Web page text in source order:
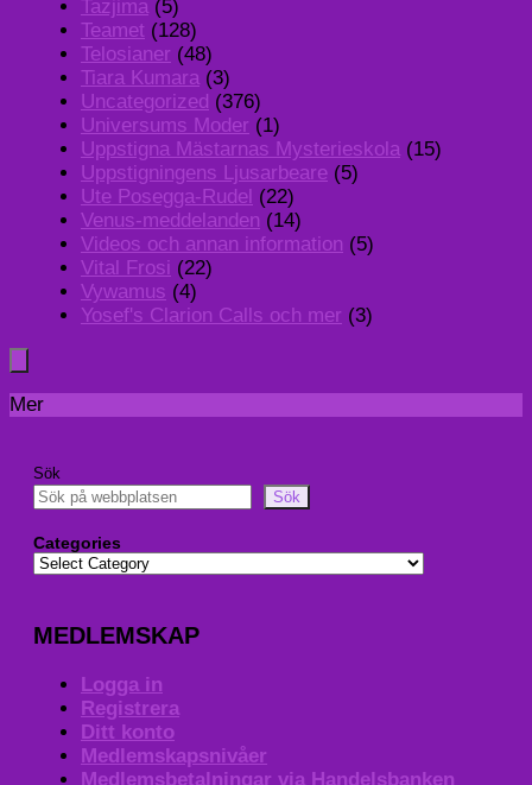
Tazjima (5)
Teamet (128)
Telosianer (48)
Tiara Kumara (3)
Uncategorized (376)
Universums Moder (1)
Uppstigna Mästarnas Mysterieskola (15)
Uppstigningens Ljusarbeare (5)
Ute Posegga-Rudel (22)
Venus-meddelanden (14)
Videos och annan information (5)
Vital Frosi (22)
Vywamus (4)
Yosef's Clarion Calls och mer (3)
Mer
Sök
Sök
Categories
MEDLEMSKAP
Logga in
Registrera
Ditt konto
Medlemskapsnivåer
Medlemsbetalningar via Handelsbanken